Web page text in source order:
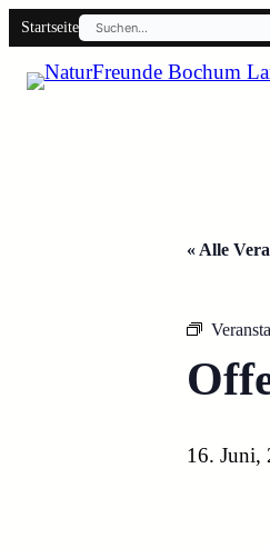
Startseite
Suchen
« Alle
16. Juni,